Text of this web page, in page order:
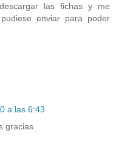
las fichas y me
enviar para poder
a las 6:43
gracias